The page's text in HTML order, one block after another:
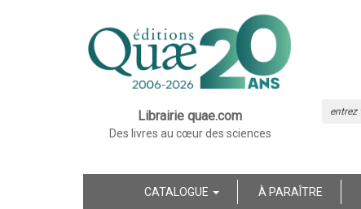
Librairie quae.com
Des livres au cœur des sciences
CATALOGUE À PARAÎTRE